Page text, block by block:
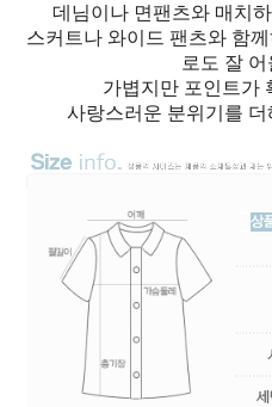
데님이나 면팬츠와 매치
스커트나 와이드 팬츠와 함
로도 잘
가볍지만 포인트가
사랑스러운 분위기를